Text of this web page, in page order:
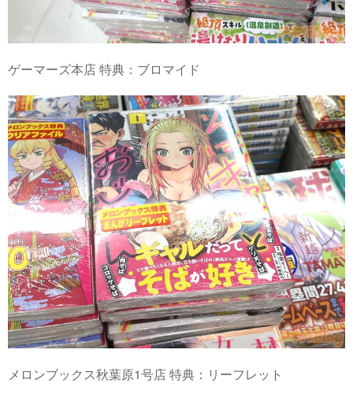
ゲーマーズ本店 特典：ブロマイド
メロンブックス秋葉原1号店 特典：リーフレット